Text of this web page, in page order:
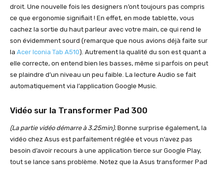
droit. Une nouvelle fois les designers n’ont toujours pas compris
ce que ergonomie signifiait ! En effet, en mode tablette, vous
cachez la sortie du haut parleur avec votre main, ce qui rend le
son évidemment sourd (remarque que nous avions déjà faite sur
la Acer Iconia Tab A510). Autrement la qualité du son est quant a
elle correcte, on entend bien les basses, même si parfois on peut
se plaindre d’un niveau un peu faible. La lecture Audio se fait
automatiquement via l’application Google Music.
Vidéo sur la Transformer Pad 300
(La partie vidéo démarre à 3.25min). Bonne surprise également, la
vidéo chez Asus est parfaitement réglée et vous n’avez pas
besoin d’avoir recours à une application tierce sur Google Play,
tout se lance sans problème. Notez que la Asus transformer Pad